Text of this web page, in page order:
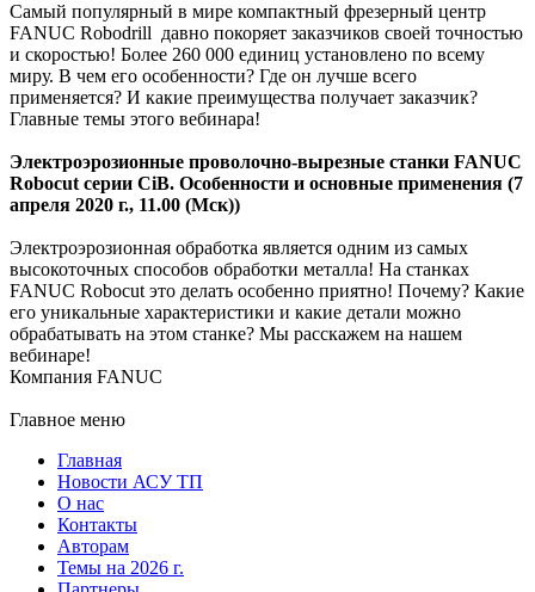
Самый популярный в мире компактный фрезерный центр
FANUC Robodrill давно покоряет заказчиков своей точностью
и скоростью! Более 260 000 единиц установлено по всему
миру. В чем его особенности? Где он лучше всего
применяется? И какие преимущества получает заказчик?
Главные темы этого вебинара!
Электроэрозионные проволочно-вырезные станки FANUC
Robocut серии CiB. Особенности и основные применения (7
апреля 2020 г., 11.00 (Мск))
Электроэрозионная обработка является одним из самых
высокоточных способов обработки металла! На станках
FANUC Robocut это делать особенно приятно! Почему? Какие
его уникальные характеристики и какие детали можно
обрабатывать на этом станке? Мы расскажем на нашем
вебинаре!
Компания FANUC
Главное меню
Главная
Новости АСУ ТП
О нас
Контакты
Авторам
Темы на 2026 г.